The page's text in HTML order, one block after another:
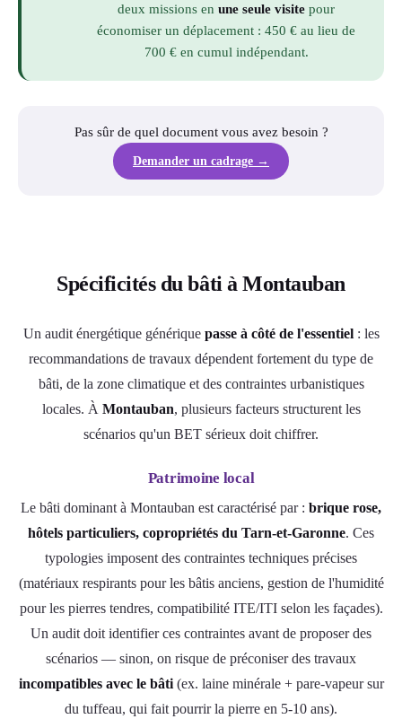
deux missions en une seule visite pour
économiser un déplacement : 450 € au lieu de
700 € en cumul indépendant.
Pas sûr de quel document vous avez besoin ?
Demander un cadrage →
Spécificités du bâti à Montauban
Un audit énergétique générique passe à côté de l'essentiel: les
recommandations de travaux dépendent fortement du type de
bâti, de la zone climatique et des contraintes urbanistiques
locales. À Montauban, plusieurs facteurs structurent les
scénarios qu'un BET sérieux doit chiffrer.
Patrimoine local
Le bâti dominant à Montauban est caractérisé par : brique rose,
hôtels particuliers, copropriétés du Tarn-et-Garonne. Ces
typologies imposent des contraintes techniques précises
(matériaux respirants pour les bâtis anciens, gestion de l'humidité
pour les pierres tendres, compatibilité ITE/ITI selon les façades).
Un audit doit identifier ces contraintes avant de proposer des
scénarios — sinon, on risque de préconiser des travaux
incompatibles avec le bâti(ex. laine minérale + pare-vapeur sur
du tuffeau, qui fait pourrir la pierre en 5-10 ans).